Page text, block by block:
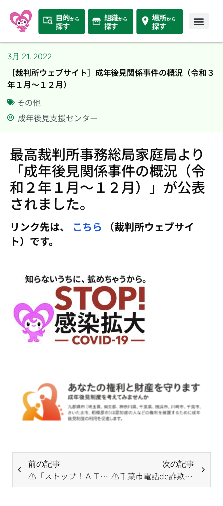
3月 21, 2022
［裁判所ウェブサイト］成年後見関係事件の概況（令和３
年１月～１２月）
その他
成年後見支援センター
最高裁判所事務総局家庭局より
「成年後見関係事件の概況（令
和２年１月～１２月）」が公表
されました。
リンク先は、 こちら （裁判所ウェブサイ
ト）です。
前の記事
⚠「ストップ！ＡＴＭでの携帯電話」運動で詐欺防止！｜反射材、身につけていますか？
次の記事
⚠千葉市電話de詐欺撲滅宣言